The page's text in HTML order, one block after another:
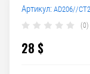
Артикул: AD206//
(0)
28 $